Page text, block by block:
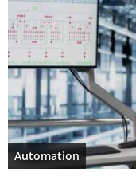
Automation